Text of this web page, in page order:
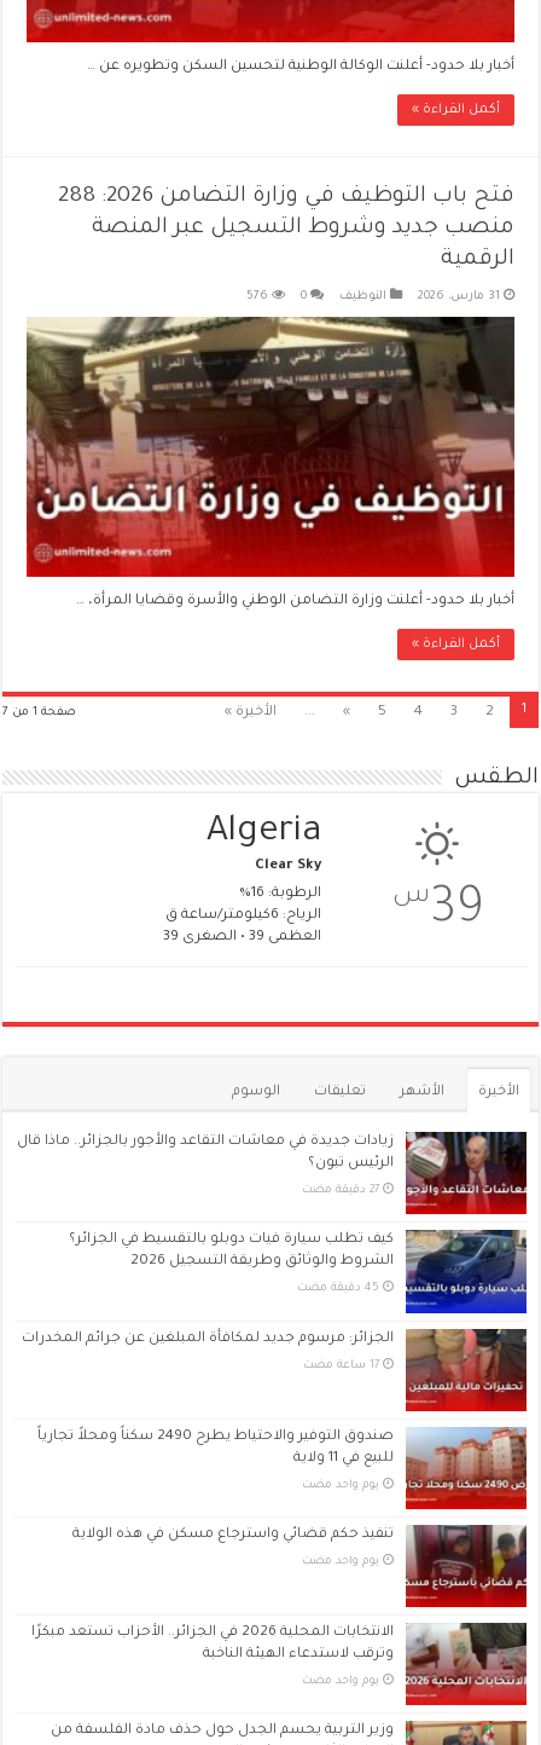
أخبار بلا حدود- أعلنت الوكالة الوطنية لتحسين السكن وتطويره عن …
أكمل القراءة »
فتح باب التوظيف في وزارة التضامن 2026: 288
منصب جديد وشروط التسجيل عبر المنصة
الرقمية
31 مارس، 2026 التوظيف 0
576
أخبار بلا حدود- أعلنت وزارة التضامن الوطني والأسرة وقضايا المرأة، …
أكمل القراءة »
صفحة 1 من 7 1
2
3
4
5
»
... الأخيرة »
الطقس
39 س
Algeria
Clear Sky
الرطوبة: 16%
الرياح: 6كيلومتر/ساعة ق
العظمى 39 • الصغرى 39
الأخيرة الأشهر تعليقات الوسوم
زيادات جديدة في معاشات التقاعد والأجور بالجزائر.. ماذا قال
الرئيس تبون؟
‏27 دقيقة مضت
كيف تطلب سيارة فيات دوبلو بالتقسيط في الجزائر؟
الشروط والوثائق وطريقة التسجيل 2026
الجزائر: مرسوم جديد لمكافأة المبلغين عن جرائم المخدرات
‏17 ساعة مضت
صندوق التوفير والاحتياط يطرح 2490 سكناً ومحلاً تجارياً
للبيع في 11 ولاية
‏يوم واحد مضت
تنفيذ حكم قضائي واسترجاع مسكن في هذه الولاية
‏يوم واحد مضت
الانتخابات المحلية 2026 في الجزائر.. الأحزاب تستعد مبكرًا
وترقب لاستدعاء الهيئة الناخبة
‏يوم واحد مضت
وزير التربية يحسم الجدل حول حذف مادة الفلسفة من